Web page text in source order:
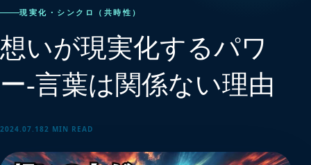
現実化・シンクロ（共時性）
想いが現実化するパワ
ー-言葉は関係ない理由
2024.07.182 MIN READ